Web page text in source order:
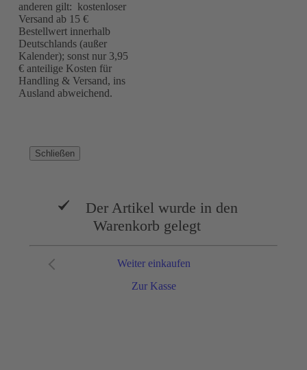
anderen gilt: kostenloser
Versand ab 15 €
Bestellwert innerhalb
Deutschlands (außer
Kalender); sonst nur 3,95
€ anteilige Kosten für
Handling & Versand, ins
Ausland abweichend.
Schließen
Der Artikel wurde in den
Warenkorb gelegt
Zur Kasse
Weiter einkaufen